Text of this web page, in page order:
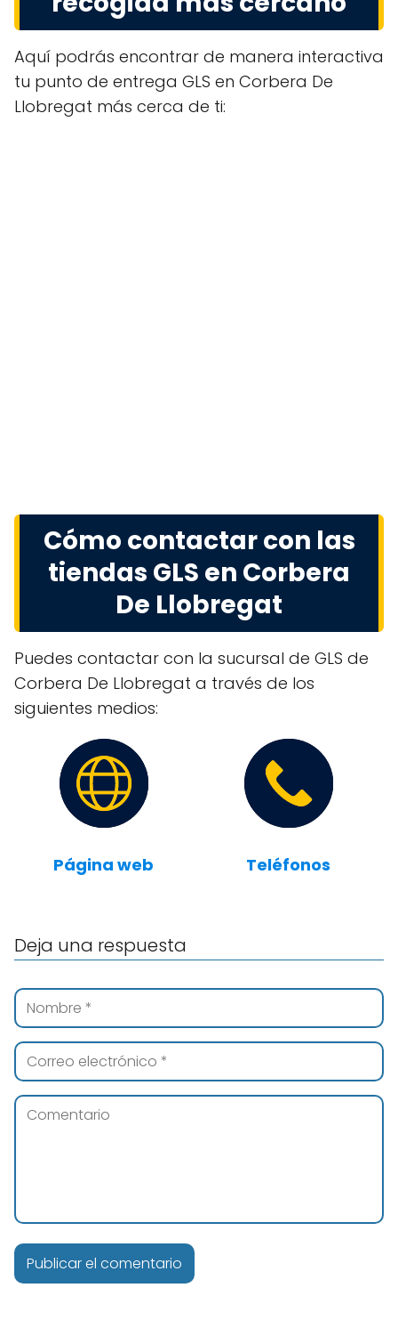
Aquí podrás encontrar de manera interactiva
tu punto de entrega GLS en Corbera De
Llobregat más cerca de ti:
Cómo contactar con las
tiendas GLS en Corbera
De Llobregat
Puedes contactar con la sucursal de GLS de
Corbera De Llobregat a través de los
siguientes medios:
Página web Teléfonos
Deja una respuesta